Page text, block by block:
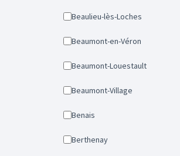
Beaulieu-lès-Loches
Beaumont-en-Véron
Beaumont-Louestault
Beaumont-Village
Benais
Berthenay